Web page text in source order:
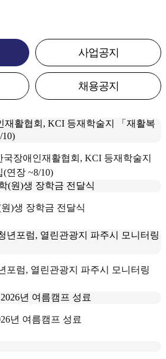
사업공지
채용공지
장애인재활협회, KCI 등재학술지
(연장 ~8/10)
)생 장학금 전달식
포럼, 열린관광지 파주시 모니터링
년 여름캠프 성료